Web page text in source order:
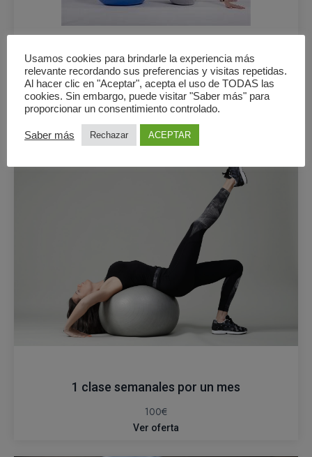
2 clases semanales por un mes
78€
Ver oferta
1 clase semanales por un mes
100€
Ver oferta
Usamos cookies para brindarle la experiencia más
relevante recordando sus preferencias y visitas repetidas.
Al hacer clic en "Aceptar", acepta el uso de TODAS las
cookies. Sin embargo, puede visitar "Saber más" para
proporcionar un consentimiento controlado.
Saber más Rechazar ACEPTAR